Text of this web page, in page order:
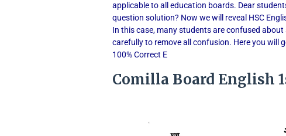
applicable to all education boards. Dear
question solution? Now we will reveal HSC
In this case, many students are confused
carefully to remove all confusion. Here you will
100% Correct E
Comilla Board English